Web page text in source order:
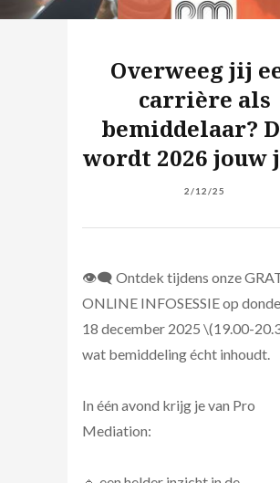
Overweeg jij
carrière als
bemiddelaar?
wordt 2026 jouw
2/12/25
👁️‍🗨️ Ontdek tijdens onze
ONLINE INFOSESSIE op
18 december 2025 \(19.00-
wat bemiddeling écht inhoudt.
In één avond krijg je van Pro
Mediation: